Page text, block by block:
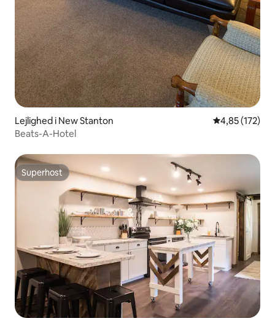
Lejlighed i New Stanton 4,85 ud af 5 i
4,85 (172)
Beats-A-Hotel
Superhost
Superhost